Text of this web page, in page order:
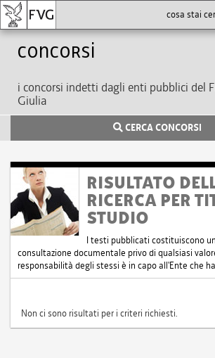
Concorsi
i concorsi indetti dagli enti pubblici del
Giulia
CERCA CONCORSI
RISULTATO
RICERCA PER
STUDIO
I testi pubblicati costituiscono
consultazione documentale privo di qualsiasi
responsabilità degli stessi è in capo all'Ente che
Non ci sono risultati per i criteri richiesti.